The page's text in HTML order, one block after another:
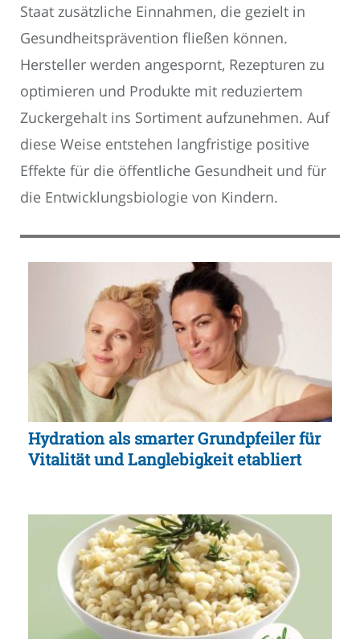
Staat zusätzliche Einnahmen, die gezielt in
Gesundheitsprävention fließen können.
Hersteller werden angespornt, Rezepturen zu
optimieren und Produkte mit reduziertem
Zuckergehalt ins Sortiment aufzunehmen. Auf
diese Weise entstehen langfristige positive
Effekte für die öffentliche Gesundheit und für
die Entwicklungsbiologie von Kindern.
Hydration als smarter Grundpfeiler für
Vitalität und Langlebigkeit etabliert